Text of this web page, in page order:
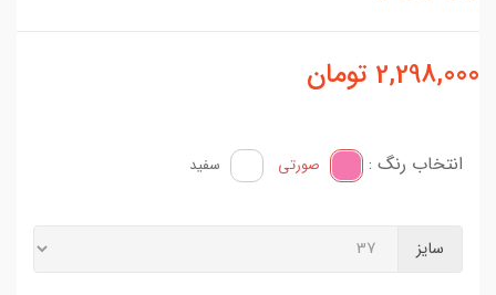
2,298,000 تومان
انتخاب رنگ : صورتی سفید
سایز